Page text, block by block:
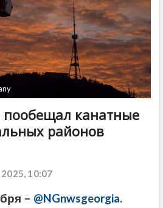
пообещал канатные
районов
10:07
– @NGnwsgeorgia.